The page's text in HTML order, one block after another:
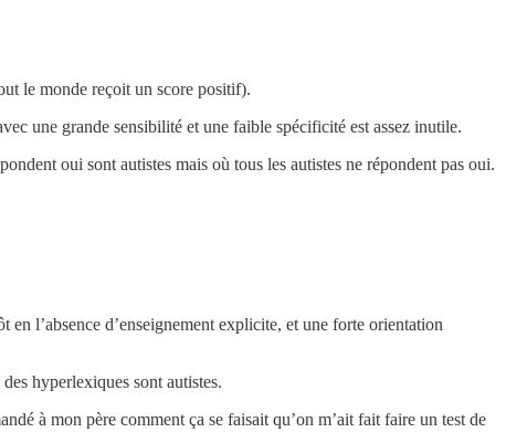
le monde reçoit un score positif).
une grande sensibilité et une faible spécificité est assez inutile.
oui sont autistes mais où tous les autistes ne répondent pas oui.
en l’absence d’enseignement explicite, et une forte orientation
hyperlexiques sont autistes.
à mon père comment ça se faisait qu’on m’ait fait faire un test de